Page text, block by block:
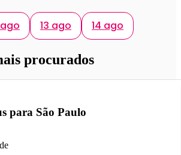
ago 13 ago 14 ago
procurados
para São Paulo